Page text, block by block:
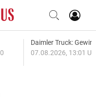
Daimler Truck:
07.08.2026, 13:01